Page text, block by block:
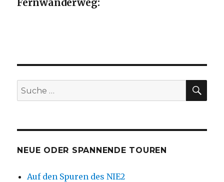
Fernwanderweg:
Suche
nach:
NEUE ODER SPANNENDE TOUREN
Auf den Spuren des NIE2